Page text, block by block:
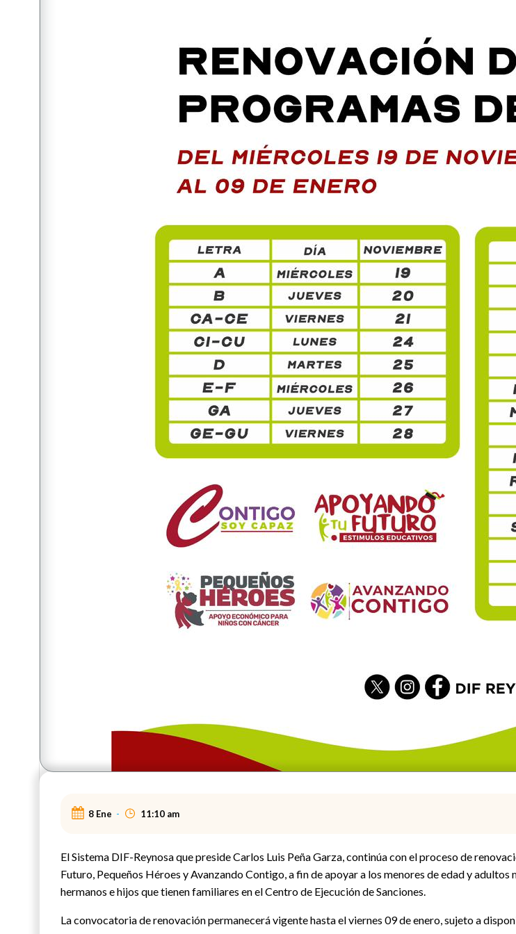
8 Ene - 11:10 am
El Sistema DIF-Reynosa que preside Carlos Luis Peña Garza, continúa con el proceso de
Futuro, Pequeños Héroes y Avanzando Contigo, a fin de apoyar a los menores de edad y
hermanos e hijos que tienen familiares en el Centro de Ejecución de Sanciones.
La convocatoria de renovación permanecerá vigente hasta el viernes 09 de enero, sujeto a